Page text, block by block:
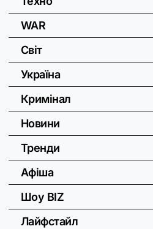
WAR
Світ
Україна
Кримінал
Новини
Тренди
Афіша
Шоу BIZ
Лайфстайл